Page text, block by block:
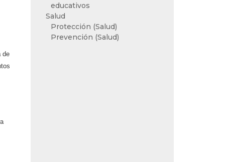
de
educativos
Salud
Protección (Salud)
Prevención (Salud)